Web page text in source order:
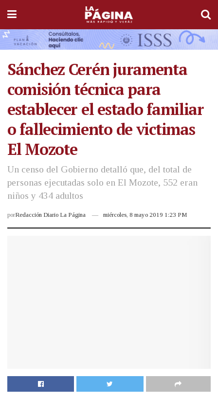
Sánchez Cerén juramenta
comisión técnica para
establecer el estado familiar
o fallecimiento de victimas
El Mozote
Un censo del Gobierno detalló que, del total de
personas ejecutadas solo en El Mozote, 552 eran
niños y 434 adultos
porRedacción Diario La Página miércoles, 8 mayo 2019 1:23 PM